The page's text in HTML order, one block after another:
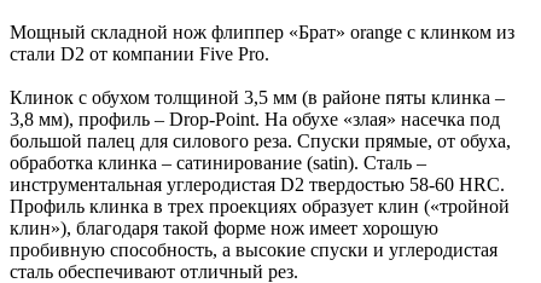
Мощный складной нож флиппер «Брат» orange с клинком из
стали D2 от компании Five Pro.
Клинок с обухом толщиной 3,5 мм (в районе пяты клинка –
3,8 мм), профиль – Drop-Point. На обухе «злая» насечка под
большой палец для силового реза. Спуски прямые, от обуха,
обработка клинка – сатинирование (satin). Сталь –
инструментальная углеродистая D2 твердостью 58-60 HRC.
Профиль клинка в трех проекциях образует клин («тройной
клин»), благодаря такой форме нож имеет хорошую
пробивную способность, а высокие спуски и углеродистая
сталь обеспечивают отличный рез.